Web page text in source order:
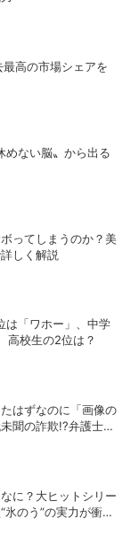
⾼の市場シェアを
めない脳〟から出る
ってしまうのか？美
しく解説
は「ワホー」、中学
高校生の2位は？
はずなのに「画像の
聞の詐欺!?弁護士が
に？大ヒットシリー
のう”の実力が衝撃